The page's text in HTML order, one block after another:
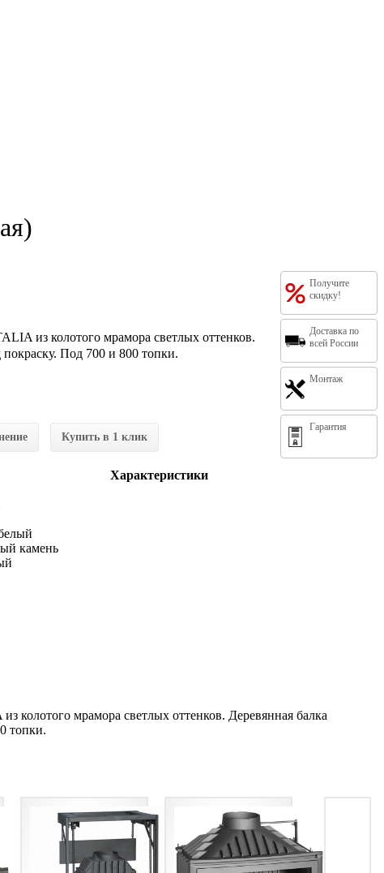
Получите
скидку!
Доставка по
всей России
Монтаж
Гарантия
из колотого мрамора светлых оттенков.
Под 700 и 800 топки.
Купить в 1 клик
Характеристики
камень
колотого мрамора светлых оттенков. Деревянная балка
топки.